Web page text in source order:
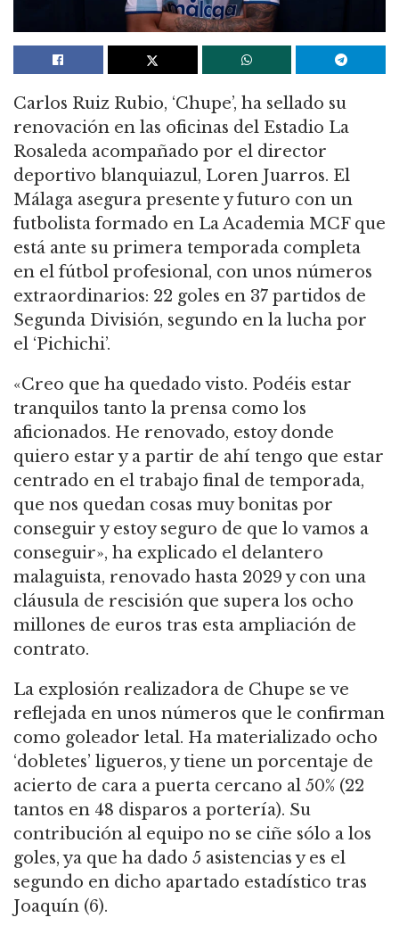
Carlos Ruiz Rubio, ‘Chupe’, ha sellado su
renovación en las oficinas del Estadio La
Rosaleda acompañado por el director
deportivo blanquiazul, Loren Juarros. El
Málaga asegura presente y futuro con un
futbolista formado en La Academia MCF que
está ante su primera temporada completa
en el fútbol profesional, con unos números
extraordinarios: 22 goles en 37 partidos de
Segunda División, segundo en la lucha por
el ‘Pichichi’.
«Creo que ha quedado visto. Podéis estar
tranquilos tanto la prensa como los
aficionados. He renovado, estoy donde
quiero estar y a partir de ahí tengo que estar
centrado en el trabajo final de temporada,
que nos quedan cosas muy bonitas por
conseguir y estoy seguro de que lo vamos a
conseguir», ha explicado el delantero
malaguista, renovado hasta 2029 y con una
cláusula de rescisión que supera los ocho
millones de euros tras esta ampliación de
contrato.
La explosión realizadora de Chupe se ve
reflejada en unos números que le confirman
como goleador letal. Ha materializado ocho
‘dobletes’ ligueros, y tiene un porcentaje de
acierto de cara a puerta cercano al 50% (22
tantos en 48 disparos a portería). Su
contribución al equipo no se ciñe sólo a los
goles, ya que ha dado 5 asistencias y es el
segundo en dicho apartado estadístico tras
Joaquín (6).